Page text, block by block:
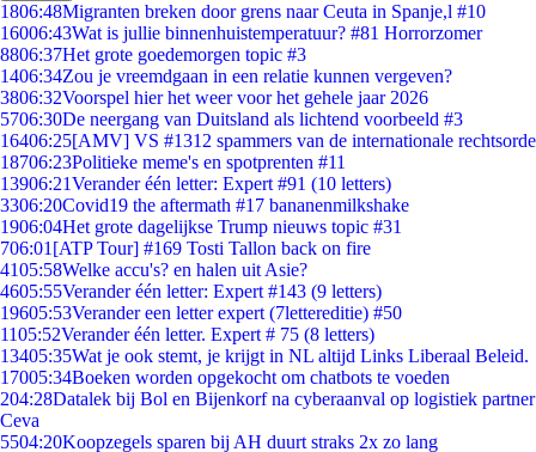
1806:48Migranten breken door grens naar Ceuta in Spanje,l #10
16006:43Wat is jullie binnenhuistemperatuur? #81 Horrorzomer
8806:37Het grote goedemorgen topic #3
1406:34Zou je vreemdgaan in een relatie kunnen vergeven?
3806:32Voorspel hier het weer voor het gehele jaar 2026
5706:30De neergang van Duitsland als lichtend voorbeeld #3
16406:25[AMV] VS #1312 spammers van de internationale rechtsorde
18706:23Politieke meme's en spotprenten #11
13906:21Verander één letter: Expert #91 (10 letters)
3306:20Covid19 the aftermath #17 bananenmilkshake
1906:04Het grote dagelijkse Trump nieuws topic #31
706:01 [ATP Tour] #169 Tosti Tallon back on fire
4105:58Welke accu's? en halen uit Asie?
4605:55Verander één letter: Expert #143 (9 letters)
19605:53Verander een letter expert (7lettereditie) #50
1105:52Verander één letter. Expert # 75 (8 letters)
13405:35Wat je ook stemt, je krijgt in NL altijd Links Liberaal Beleid.
17005:34Boeken worden opgekocht om chatbots te voeden
204:28Datalek bij Bol en Bijenkorf na cyberaanval op logistiek partner
Ceva
5504:20Koopzegels sparen bij AH duurt straks 2x zo lang